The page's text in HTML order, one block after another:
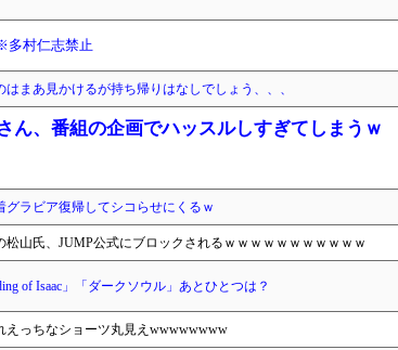
多村仁志禁止
まあ見かけるが持ち帰りはなしでしょう、、、
ん、番組の企画でハッスルしすぎてしまうｗ
グラビア復帰してシコらせにくるｗ
松山氏、JUMP公式にブロックされるｗｗｗｗｗｗｗｗｗｗｗ
of Isaac」「ダークソウル」あとひとつは？
えっちなショーツ丸見えwwwwwwww